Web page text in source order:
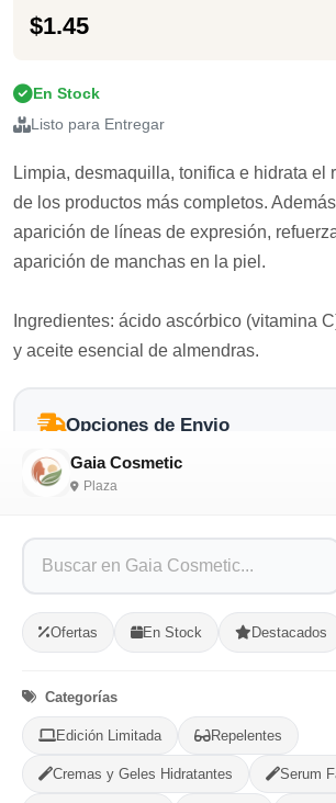
Gaia Cosmetic
Plaza
Ofertas En Stock Destacados
Categorías
Edición Limitada Repelentes
Cremas y Geles Hidratantes Serum
$1.45
En Stock
Listo para Entregar
Limpia, desmaquilla, tonifica e hidrata el
de los productos más completos.
aparición de líneas de expresión,
aparición de manchas en la piel.
Ingredientes: ácido ascórbico (vitamina
y aceite esencial de almendras.
Opciones de Envio
1 Ubicacion
MUNICIPIO
- +